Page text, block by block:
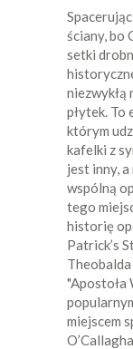
ściany, bo
setki
niezwykłą
płytek.
którym
kafelki z
jest inny,
wspólną
tego
historię
Patrick’s
"Apostoła
miejscem